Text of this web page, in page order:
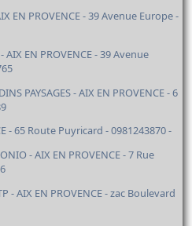
EN PROVENCE - 39 Avenue Europe -
AIX EN PROVENCE - 39 Avenue
PAYSAGES - AIX EN PROVENCE - 6
- 65 Route Puyricard - 0981243870 -
- AIX EN PROVENCE - 7 Rue
- AIX EN PROVENCE - zac Boulevard